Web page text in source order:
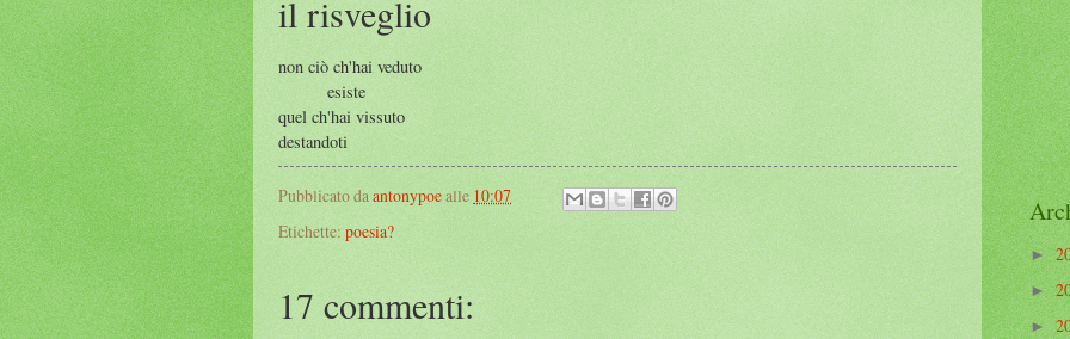
il risveglio
non ciò ch'hai veduto
esiste
quel ch'hai vissuto
destandoti
Pubblicato daantonypoealle 10:07
Etichette: poesia?
17 commenti:
►
►
►